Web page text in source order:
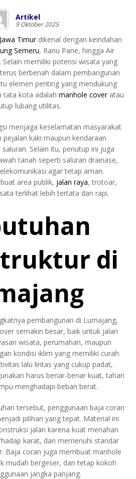
Artikel
9 Oktober 2025
Jawa Timurdikenal dengan keindahan
Semeru, Ranu Pane, hingga Air
Selain memiliki potensi wisata yang
berbenah dalam pembangunan
elemen penting yang mendukung
tata kota adalah manhole coveratau
lubang utilitas.
menjaga keselamatan masyarakat
pejalan kaki maupun kendaraan
Selain itu, penutup ini juga
tanah seperti saluran drainase,
agar tetap aman.
area publik, jalan raya, trotoar,
terlihat lebih tertata dan rapi.
di
pembangunan di Lumajang,
semakin besar, baik untuk jalan
wisata, perumahan, maupun
kondisi iklim yang memiliki curah
lalu lintas yang cukup padat,
harus benar-benar kuat, tahan
menghadapi beban berat.
tersebut, penggunaan baja coran
pilihan yang tepat. Material ini
jalan karena kuat menahan
karat, dan memenuhi standar
Baja coran juga membuat manhole
mudah bergeser, dan tetap kokoh
jangka panjang.